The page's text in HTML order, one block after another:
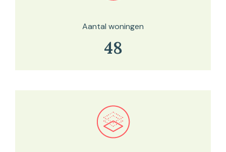
Aantal woningen
48
Bekijk in onze kaartviewer